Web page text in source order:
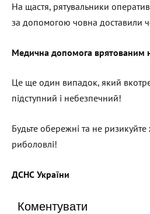
На щастя, рятувальники
за допомогою човна доставили
Медична допомога врятованим
Це ще один випадок, який
підступний і небезпечний!
Будьте обережні та не
риболовлі!
ДСНС України
Коментувати